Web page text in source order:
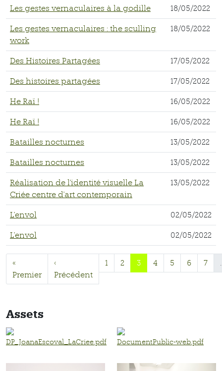
Les gestes vernaculaires à la godille 18/05/2022
Les gestes vernaculaires : the sculling
work
18/05/2022
Des Histoires Partagées 17/05/2022
Des histoires partagées 17/05/2022
He Raï ! 16/05/2022
He Raï ! 16/05/2022
Batailles nocturnes 13/05/2022
Batailles nocturnes 13/05/2022
Réalisation de l'identité visuelle La
Criée centre d'art contemporain
13/05/2022
L'envol 02/05/2022
L'envol 02/05/2022
«
Premier
‹
Précédent
1 2 3 4 5 6 7
Assets
DP_JoanaEscoval_LaCriee.pdf DocumentPublic-web.pdf